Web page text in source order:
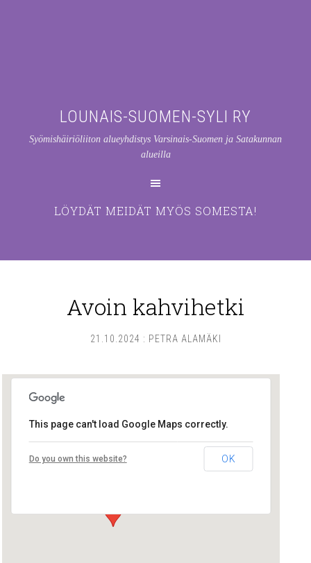
LOUNAIS-SUOMEN-SYLI RY
Syömishäiriöliiton alueyhdistys Varsinais-Suomen ja Satakunnan
alueilla
LÖYDÄT MEIDÄT MYÖS SOMESTA!
Avoin kahvihetki
21.10.2024 : PETRA ALAMÄKI
Lounais-Suomen – SYLI ry
Maariankatu 8 D 104 - Turku
This page can't load Google Maps correctly.
Do you own this website? OK